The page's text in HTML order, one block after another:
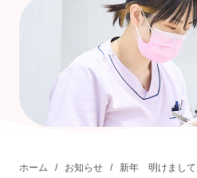
診療案内
保険外治療費
スタッフ紹介
ホーム お知らせ 新年 明けまして